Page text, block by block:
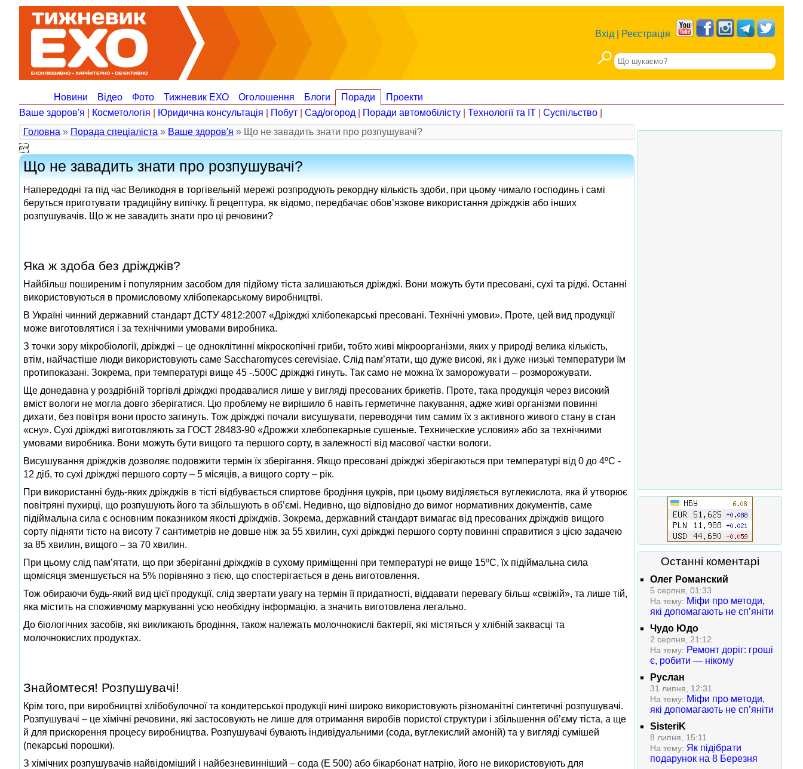
Вхід Реєстрація
Новини Відео Фото Тижневик ЕХО Оголошення Блоги Поради
Проекти
Ваше здоров'я
Косметологія Юридична консультація Побут Сад/огород Поради автомобілісту Технології та ІТ Суспільство
Головна » Порада спеціаліста » Ваше здоров'я » Що не завадить знати про розпушувачі?

Що не завадить знати про розпушувачі?
Напередодні та під час Великодня в торгівельній мережі розпродують рекордну кількість здоби, при цьому чимало господинь і самі
беруться приготувати традиційну випічку. Її рецептура, як відомо, передбачає обов’язкове використання дріжджів або інших
розпушувачів. Що ж не завадить знати про ці речовини?
Яка ж здоба без дріжджів?
Найбільш поширеним і популярним засобом для підйому тіста залишаються дріжджі. Вони можуть бути пресовані, сухі та рідкі. Останні
використовуються в промисловому хлібопекарському виробництві.
В Україні чинний державний стандарт ДСТУ 4812:2007 «Дріжджі хлібопекарські пресовані. Технічні умови». Проте, цей вид продукції
може виготовлятися і за технічними умовами виробника.
З точки зору мікробіології, дріжджі – це одноклітинні мікроскопічні гриби, тобто живі мікроорганізми, яких у природі велика кількість,
втім, найчастіше люди використовують саме Saccharomyces cerevisiae. Слід пам’ятати, що дуже високі, як і дуже низькі температури їм
протипоказані. Зокрема, при температурі вище 45 -.500С дріжджі гинуть. Так само не можна їх заморожувати – розморожувати.
Ще донедавна у роздрібній торгівлі дріжджі продавалися лише у вигляді пресованих брикетів. Проте, така продукція через високий
вміст вологи не могла довго зберігатися. Цю проблему не вирішило б навіть герметичне пакування, адже живі організми повинні
дихати, без повітря вони просто загинуть. Тож дріжджі почали висушувати, переводячи тим самим їх з активного живого стану в стан
«сну». Сухі дріжджі виготовляють за ГОСТ 28483-90 «Дрожжи хлебопекарные сушеные. Технические условия» або за технічними
умовами виробника. Вони можуть бути вищого та першого сорту, в залежності від масової частки вологи.
Висушування дріжджів дозволяє подовжити термін їх зберігання. Якщо пресовані дріжджі зберігаються при температурі від 0 до 4ºС -
12 діб, то сухі дріжджі першого сорту – 5 місяців, а вищого сорту – рік.
При використанні будь-яких дріжджів в тісті відбувається спиртове бродіння цукрів, при цьому виділяється вуглекислота, яка й утворює
повітряні пухирці, що розпушують його та збільшують в об’ємі. Недивно, що відповідно до вимог нормативних документів, саме
підіймальна сила є основним показником якості дріжджів. Зокрема, державний стандарт вимагає від пресованих дріжджів вищого
сорту підняти тісто на висоту 7 сантиметрів не довше ніж за 55 хвилин, сухі дріжджі першого сорту повинні справитися з цією задачею
за 85 хвилин, вищого – за 70 хвилин.
При цьому слід пам’ятати, що при зберіганні дріжджів в сухому приміщенні при температурі не вище 15ºС, їх підіймальна сила
щомісяця зменшується на 5% порівняно з тією, що спостерігається в день виготовлення.
Тож обираючи будь-який вид цієї продукції, слід звертати увагу на термін її придатності, віддавати перевагу більш «свіжій», та лише тій,
яка містить на споживчому маркуванні усю необхідну інформацію, а значить виготовлена легально.
До біологічних засобів, які викликають бродіння, також належать молочнокислі бактерії, які містяться у хлібній заквасці та
молочнокислих продуктах.
Знайомтеся! Розпушувачі!
Крім того, при виробництві хлібобулочної та кондитерської продукції нині широко використовують різноманітні синтетичні розпушувачі.
Розпушувачі – це хімічні речовини, які застосовують не лише для отримання виробів пористої структури і збільшення об’єму тіста, а ще
й для прискорення процесу виробництва. Розпушувачі бувають індивідуальними (сода, вуглекислий амоній) та у вигляді сумішей
(пекарські порошки).
З хімічних розпушувачів найвідоміший і найбезневинніший – сода (Е 500) або бікарбонат натрію, його не використовують для
Останні коментарі
Олег Романский
5 серпня, 01:33
На тему: Міфи про методи,
які допомагають не сп’яніти
Чудо Юдо
2 серпня, 21:12
На тему: Ремонт доріг: гроші
є, робити — нікому
Руслан
31 липня, 12:31
На тему: Міфи про методи,
які допомагають не сп’яніти
SisteriK
8 липня, 15:11
На тему: Як підібрати
подарунок на 8 Березня